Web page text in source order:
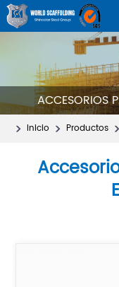
ACCESORIOS
Inicio Productos